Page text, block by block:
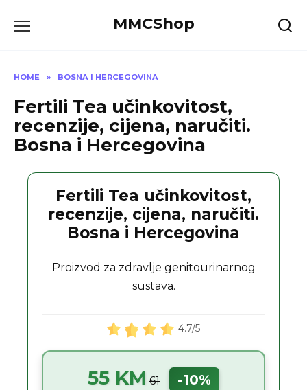
MMCShop
HOME » BOSNA I HERCEGOVINA
Fertili Tea učinkovitost,
recenzije, cijena, naručiti.
Bosna i Hercegovina
Fertili Tea učinkovitost,
recenzije, cijena, naručiti.
Bosna i Hercegovina
Proizvod za zdravlje genitourinarnog
sustava.
4.7/5
55 KM 61 -10%